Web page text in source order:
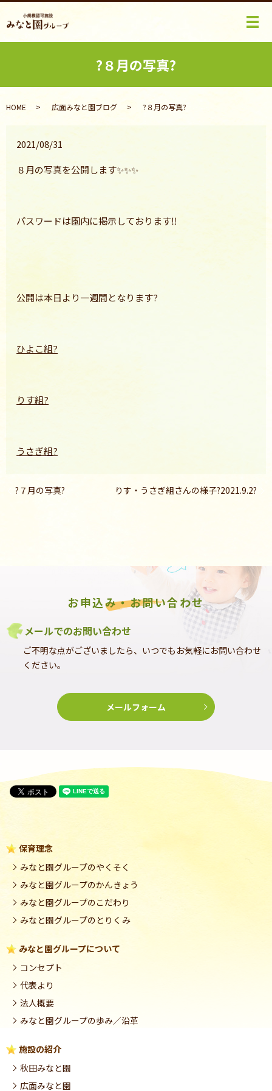
メ
?８月の写真?
HOME 広面みなと園ブログ ?８月の写真?
2021/08/31
８月の写真を公開します✨✨✨
パスワードは園内に掲示しております‼️
公開は本日より一週間となります?
ひよこ組?
りす組?
うさぎ組?
?７月の写真? りす・うさぎ組さんの様子?2021.9.2?
お申込み・お問い合わせ
メールでのお問い合わせ
ご不明な点がございましたら、いつでもお気軽にお問い合わせ
ください。
メールフォーム
保育理念
みなと園グループのやくそく
みなと園グループのかんきょう
みなと園グループのこだわり
みなと園グループのとりくみ
みなと園グループについて
コンセプト
代表より
法人概要
みなと園グループの歩み／沿革
施設の紹介
秋田みなと園
広面みなと園